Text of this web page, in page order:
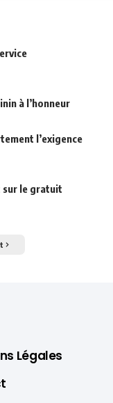
à l’honneur
l’exigence
sur le gratuit
Légales